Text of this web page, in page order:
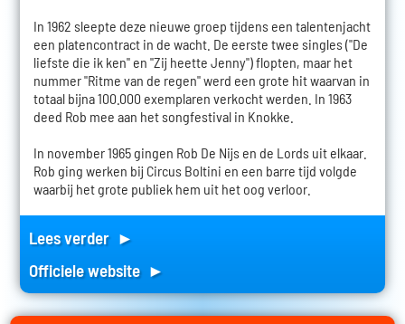
In 1962 sleepte deze nieuwe groep tijdens een talentenjacht
een platencontract in de wacht. De eerste twee singles ("De
liefste die ik ken" en "Zij heette Jenny") flopten, maar het
nummer "Ritme van de regen" werd een grote hit waarvan in
totaal bijna 100.000 exemplaren verkocht werden. In 1963
deed Rob mee aan het songfestival in Knokke.
In november 1965 gingen Rob De Nijs en de Lords uit elkaar.
Rob ging werken bij Circus Boltini en een barre tijd volgde
waarbij het grote publiek hem uit het oog verloor.
Lees verder ►
Officiele website ►